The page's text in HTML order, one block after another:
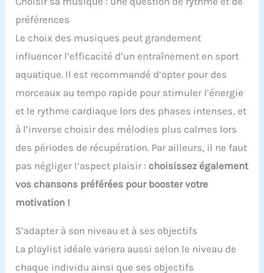
préférences
Le choix des musiques peut grandement
influencer l’efficacité d’un entraînement en sport
aquatique. Il est recommandé d’opter pour des
morceaux au tempo rapide pour stimuler l’énergie
et le rythme cardiaque lors des phases intenses, et
à l’inverse choisir des mélodies plus calmes lors
des périodes de récupération. Par ailleurs, il ne faut
pas négliger l’aspect plaisir : choisissez également
vos chansons préférées pour booster votre
motivation !
S’adapter à son niveau et à ses objectifs
La playlist idéale variera aussi selon le niveau de
chaque individu ainsi que ses objectifs